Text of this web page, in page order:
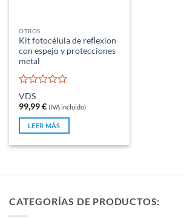
OTROS
Kit fotocélula de reflexion
con espejo y protecciones
metal
Valorado
con
0
de
5
VDS
99,99€ (IVA incluido)
LEER MÁS
CATEGORÍAS DE PRODUCTOS: